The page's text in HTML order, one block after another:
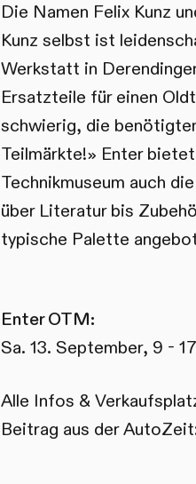
Die Namen Felix Kunz
Kunz selbst ist
Werkstatt in
Ersatzteile für einen
schwierig, die
Teilmärkte!» Enter
Technikmuseum auch
über Literatur bis
typische Palette
Enter OTM:
Sa. 13. September, 9 -
Alle Infos &
Beitrag aus der